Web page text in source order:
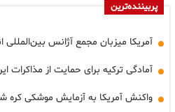
پربیننده‌ترین
آمریکا میزبان مجمع آژانس بین‌المللی
آمادگی ترکیه برای حمایت از مذاکرات
واکنش آمریکا به آزمایش موشکی کره